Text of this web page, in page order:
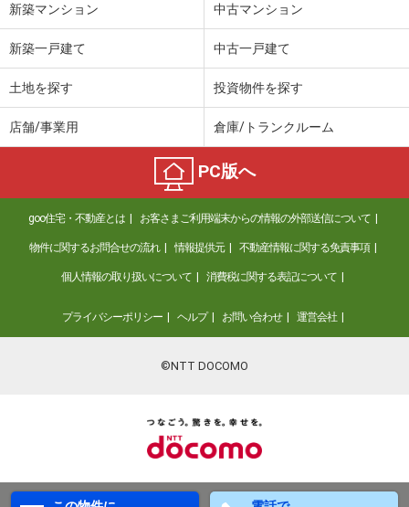
新築マンション 中古マンション
新築一戸建て 中古一戸建て
土地を探す 投資物件を探す
店舗/事業用 倉庫/トランクルーム
PC版へ
goo住宅・不動産とは お客さまご利用端末からの情報の外部送信について
物件に関するお問合せの流れ 情報提供元 不動産情報に関する免責事項
個人情報の取り扱いについて 消費税に関する表記について
プライバシーポリシー ヘルプ お問い合わせ 運営会社
©NTT DOCOMO